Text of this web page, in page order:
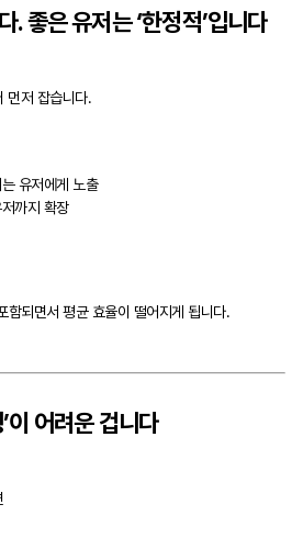
. 좋은 유저는 ‘한정적’입니다
먼저 잡습니다.
유저에게 노출
까지 확장
함되면서 평균 효율이 떨어지게 됩니다.
이 어려운 겁니다